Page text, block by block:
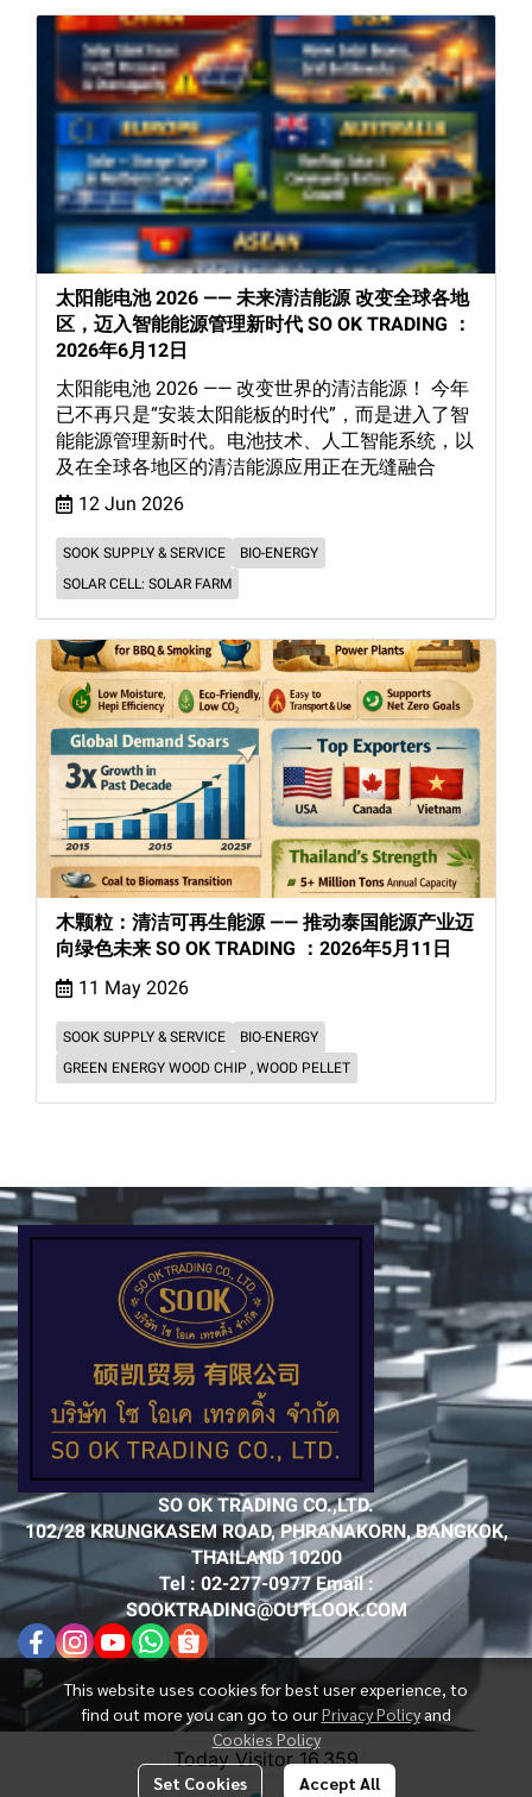
太阳能电池 2026 —— 未来清洁能源 改变全球各地
区，迈入智能能源管理新时代 SO OK TRADING ：
2026年6月12日
太阳能电池 2026 —— 改变世界的清洁能源！ 今年
已不再只是“安装太阳能板的时代”，而是进入了智
能能源管理新时代。电池技术、人工智能系统，以
及在全球各地区的清洁能源应用正在无缝融合
12 Jun 2026
SOOK SUPPLY & SERVICE
BIO-ENERGY
SOLAR CELL: SOLAR FARM
木颗粒：清洁可再生能源 —— 推动泰国能源产业迈
向绿色未来 SO OK TRADING ：2026年5月11日
11 May 2026
SOOK SUPPLY & SERVICE
BIO-ENERGY
GREEN ENERGY WOOD CHIP , WOOD PELLET
This website uses cookies for best user experience, to
find out more you can go to ourPrivacy Policyand
Cookies Policy
Set Cookies Accept All
SO OK TRADING CO.,LTD.
102/28 KRUNGKASEM ROAD, PHRANAKORN, BANGKOK,
THAILAND 10200
Tel : 02-277-0977 Email :
SOOKTRADING@OUTLOOK.COM
Today Visitor16,359